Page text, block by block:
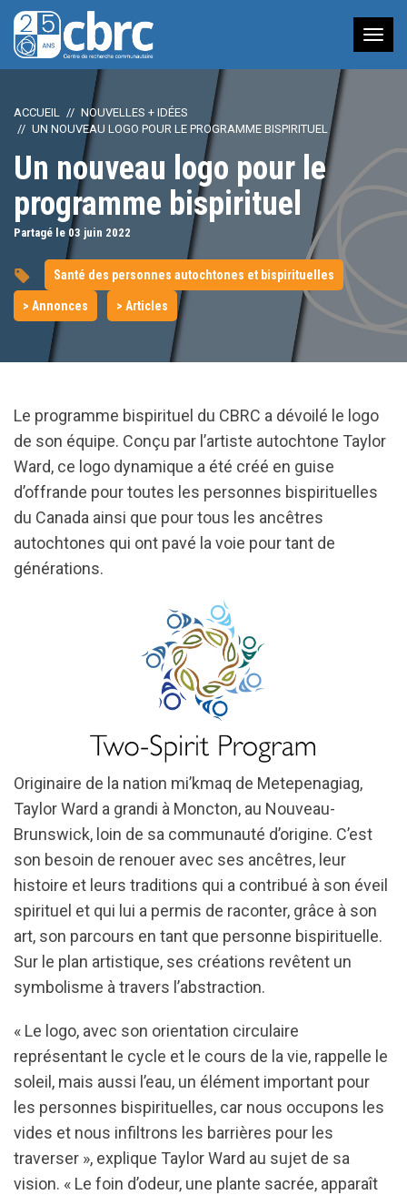
à
ACCUEIL
NOUVELLES + IDÉES
UN NOUVEAU LOGO POUR LE PROGRAMME BISPIRITUEL
Un nouveau logo pour le
programme bispirituel
Partagé le 03 juin 2022
Santé des personnes autochtones et bispirituelles
> Annonces > Articles
Le programme bispirituel du CBRC a dévoilé le logo
de son équipe. Conçu par l’artiste autochtone Taylor
Ward, ce logo dynamique a été créé en guise
d’offrande pour toutes les personnes bispirituelles
du Canada ainsi que pour tous les ancêtres
autochtones qui ont pavé la voie pour tant de
générations.
Originaire de la nation mi’kmaq de Metepenagiag,
Taylor Ward a grandi à Moncton, au Nouveau-
Brunswick, loin de sa communauté d’origine. C’est
son besoin de renouer avec ses ancêtres, leur
histoire et leurs traditions qui a contribué à son éveil
spirituel et qui lui a permis de raconter, grâce à son
art, son parcours en tant que personne bispirituelle.
Sur le plan artistique, ses créations revêtent un
symbolisme à travers l’abstraction.
« Le logo, avec son orientation circulaire
représentant le cycle et le cours de la vie, rappelle le
soleil, mais aussi l’eau, un élément important pour
les personnes bispirituelles, car nous occupons les
vides et nous infiltrons les barrières pour les
traverser », explique Taylor Ward au sujet de sa
vision. « Le foin d’odeur, une plante sacrée, apparaît